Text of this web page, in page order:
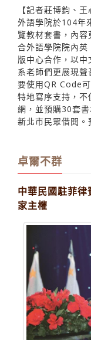
【記者莊博鈞、
外語學院於104年
覽教材套書，內
合外語學院院內
版中心合作，以
系老師們更展現
要使用QR Code
特地寫序支持，
網，並預購30套
新北市民眾借閱。
卓爾不群
中華民國駐菲
家主權